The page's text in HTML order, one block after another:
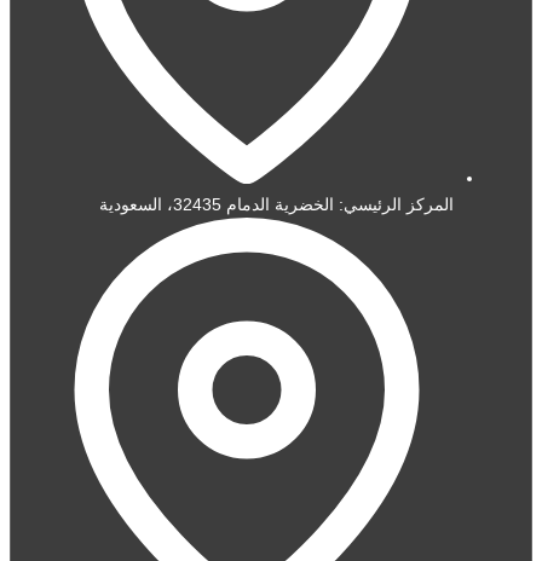
المركز الرئيسي: الخضرية الدمام 32435، السعودية